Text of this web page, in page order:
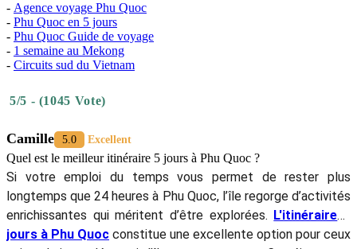
- Agence voyage Phu Quoc
- Phu Quoc en 5 jours
- Phu Quoc Guide de voyage
- 1 semaine au Mekong
- Circuits sud du Vietnam
5/5 - (1045 Vote)
Camille 5.0 Excellent
Quel est le meilleur itinéraire 5 jours à Phu Quoc ?
Si votre emploi du temps vous permet de rester plus
longtemps que 24 heures à Phu Quoc, l’île regorge d’activités
enrichissantes qui méritent d’être explorées. L'itinéraire 5
jours à Phu Quoc constitue une excellente option pour ceux